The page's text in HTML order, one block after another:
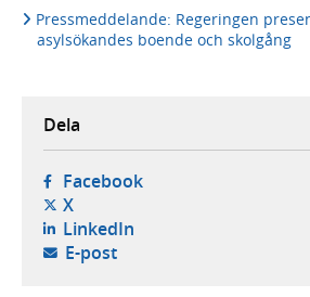
Pressmeddelande: Regeringen
asylsökandes boende och skolgång
Dela
Facebook- öppnas i ny flik,
X- öppnas i ny flik, extern
LinkedIn- öppnas i ny flik,
E-post- öppnar din e-